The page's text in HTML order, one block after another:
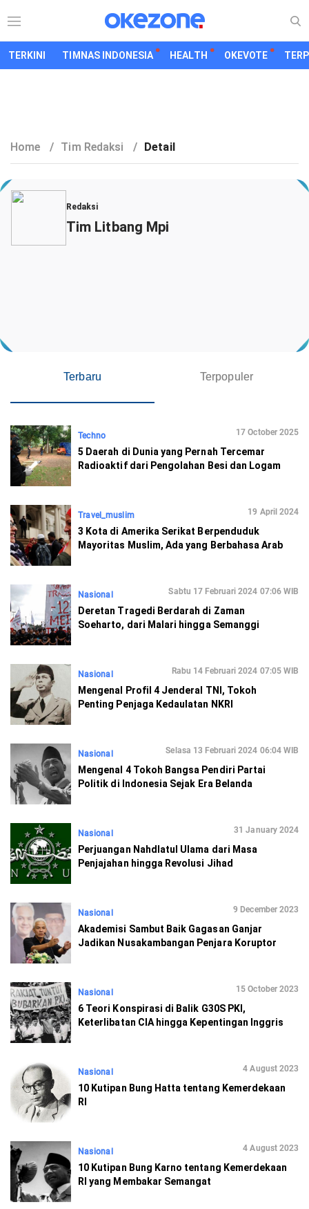
TERKINI TIMNAS INDONESIA HEALTH OKEVOTE
Home / Tim Redaksi / Detail
Redaksi
Tim Litbang Mpi
Terbaru Terpopuler
Techno 17 October 2025
5 Daerah di Dunia yang Pernah Tercemar
Radioaktif dari Pengolahan Besi dan Logam
Travel_muslim 19 April 2024
3 Kota di Amerika Serikat Berpenduduk
Mayoritas Muslim, Ada yang Berbahasa Arab
Nasional Sabtu 17 Februari 2024 07:06 WIB
Deretan Tragedi Berdarah di Zaman
Soeharto, dari Malari hingga Semanggi
Nasional Rabu 14 Februari 2024 07:05 WIB
Mengenal Profil 4 Jenderal TNI, Tokoh
Penting Penjaga Kedaulatan NKRI
Nasional Selasa 13 Februari 2024 06:04 WIB
Mengenal 4 Tokoh Bangsa Pendiri Partai
Politik di Indonesia Sejak Era Belanda
Nasional 31 January 2024
Perjuangan Nahdlatul Ulama dari Masa
Penjajahan hingga Revolusi Jihad
Nasional 9 December 2023
Akademisi Sambut Baik Gagasan Ganjar
Jadikan Nusakambangan Penjara Koruptor
Nasional 15 October 2023
6 Teori Konspirasi di Balik G30S PKI,
Keterlibatan CIA hingga Kepentingan Inggris
Nasional 4 August 2023
10 Kutipan Bung Hatta tentang Kemerdekaan
RI
Nasional 4 August 2023
10 Kutipan Bung Karno tentang Kemerdekaan
RI yang Membakar Semangat